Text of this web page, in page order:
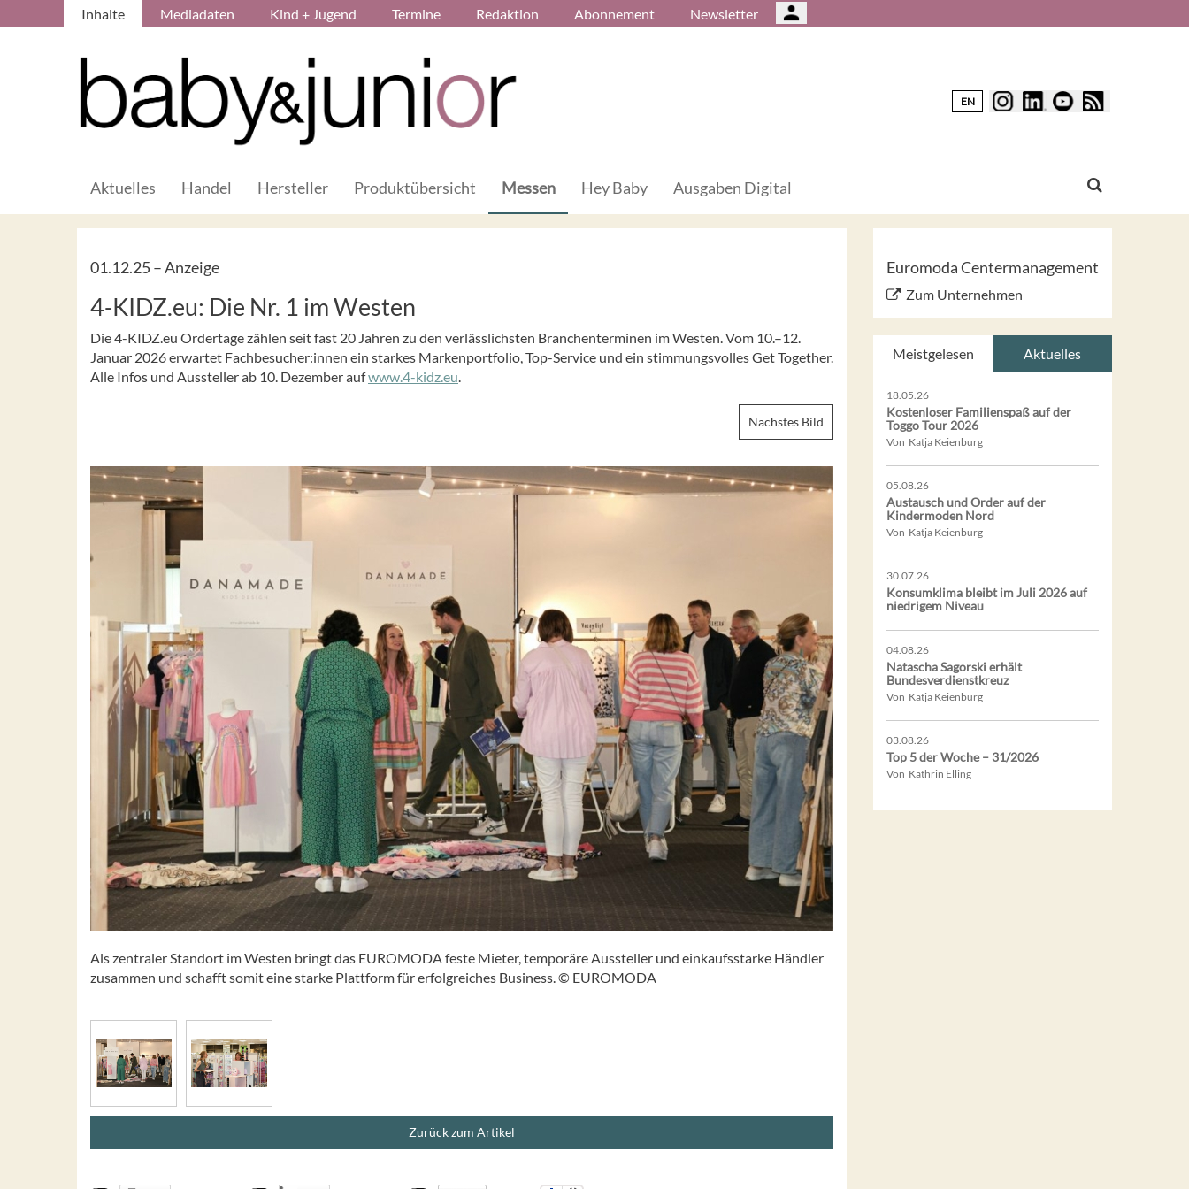
Inhalte Mediadaten Kind + Jugend Termine Redaktion Abonnement Newsletter
EN
Aktuelles Handel Hersteller Produktübersicht Messen Hey Baby Ausgaben Digital
01.12.25 –Anzeige
4-KIDZ.eu: Die Nr. 1 im Westen
Die 4-KIDZ.eu Ordertage zählen seit fast 20 Jahren zu den verlässlichsten Branchenterminen im Westen. Vom 10.–12.
Januar 2026 erwartet Fachbesucher:innen ein starkes Markenportfolio, Top-Service und ein stimmungsvolles Get Together.
Alle Infos und Aussteller ab 10. Dezember aufwww.4-kidz.eu.
Nächstes Bild
Als zentraler Standort im Westen bringt das EUROMODA feste Mieter, temporäre Aussteller und einkaufsstarke Händler
zusammen und schafft somit eine starke Plattform für erfolgreiches Business. © EUROMODA
Zurück zum Artikel
Euromoda Centermanagement
Zum Unternehmen
Meistgelesen Aktuelles
18.05.26
Kostenloser Familienspaß auf der
Toggo Tour 2026
Von Katja Keienburg
05.08.26
Austausch und Order auf der
Kindermoden Nord
Von Katja Keienburg
30.07.26
Konsumklima bleibt im Juli 2026 auf
niedrigem Niveau
04.08.26
Natascha Sagorski erhält
Bundesverdienstkreuz
Von Katja Keienburg
03.08.26
Top 5 der Woche – 31/2026
Von Kathrin Elling